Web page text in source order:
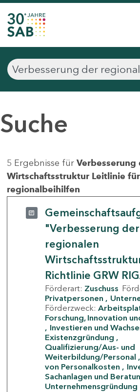
Suche
5 Ergebnisse für Verbesserung
Wirtschaftsstruktur Leitlinie für
regionalbeihilfen
"Verbesserung der
regionalen
Richtlinie GRW
Förderart: Zuschuss
Privatpersonen
Förderzweck:
Forschung, Innovation
Investieren und
Existenzgründung
Qualifizierung/Aus- und
Weiterbildung/Personal
von Personalkosten
Sachanlagen und
Unternehmensgründung